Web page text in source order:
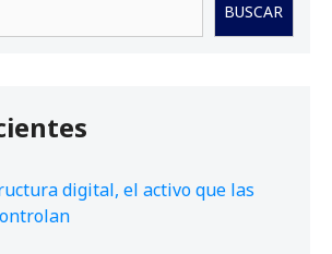
BUSCAR
digital, el activo que las